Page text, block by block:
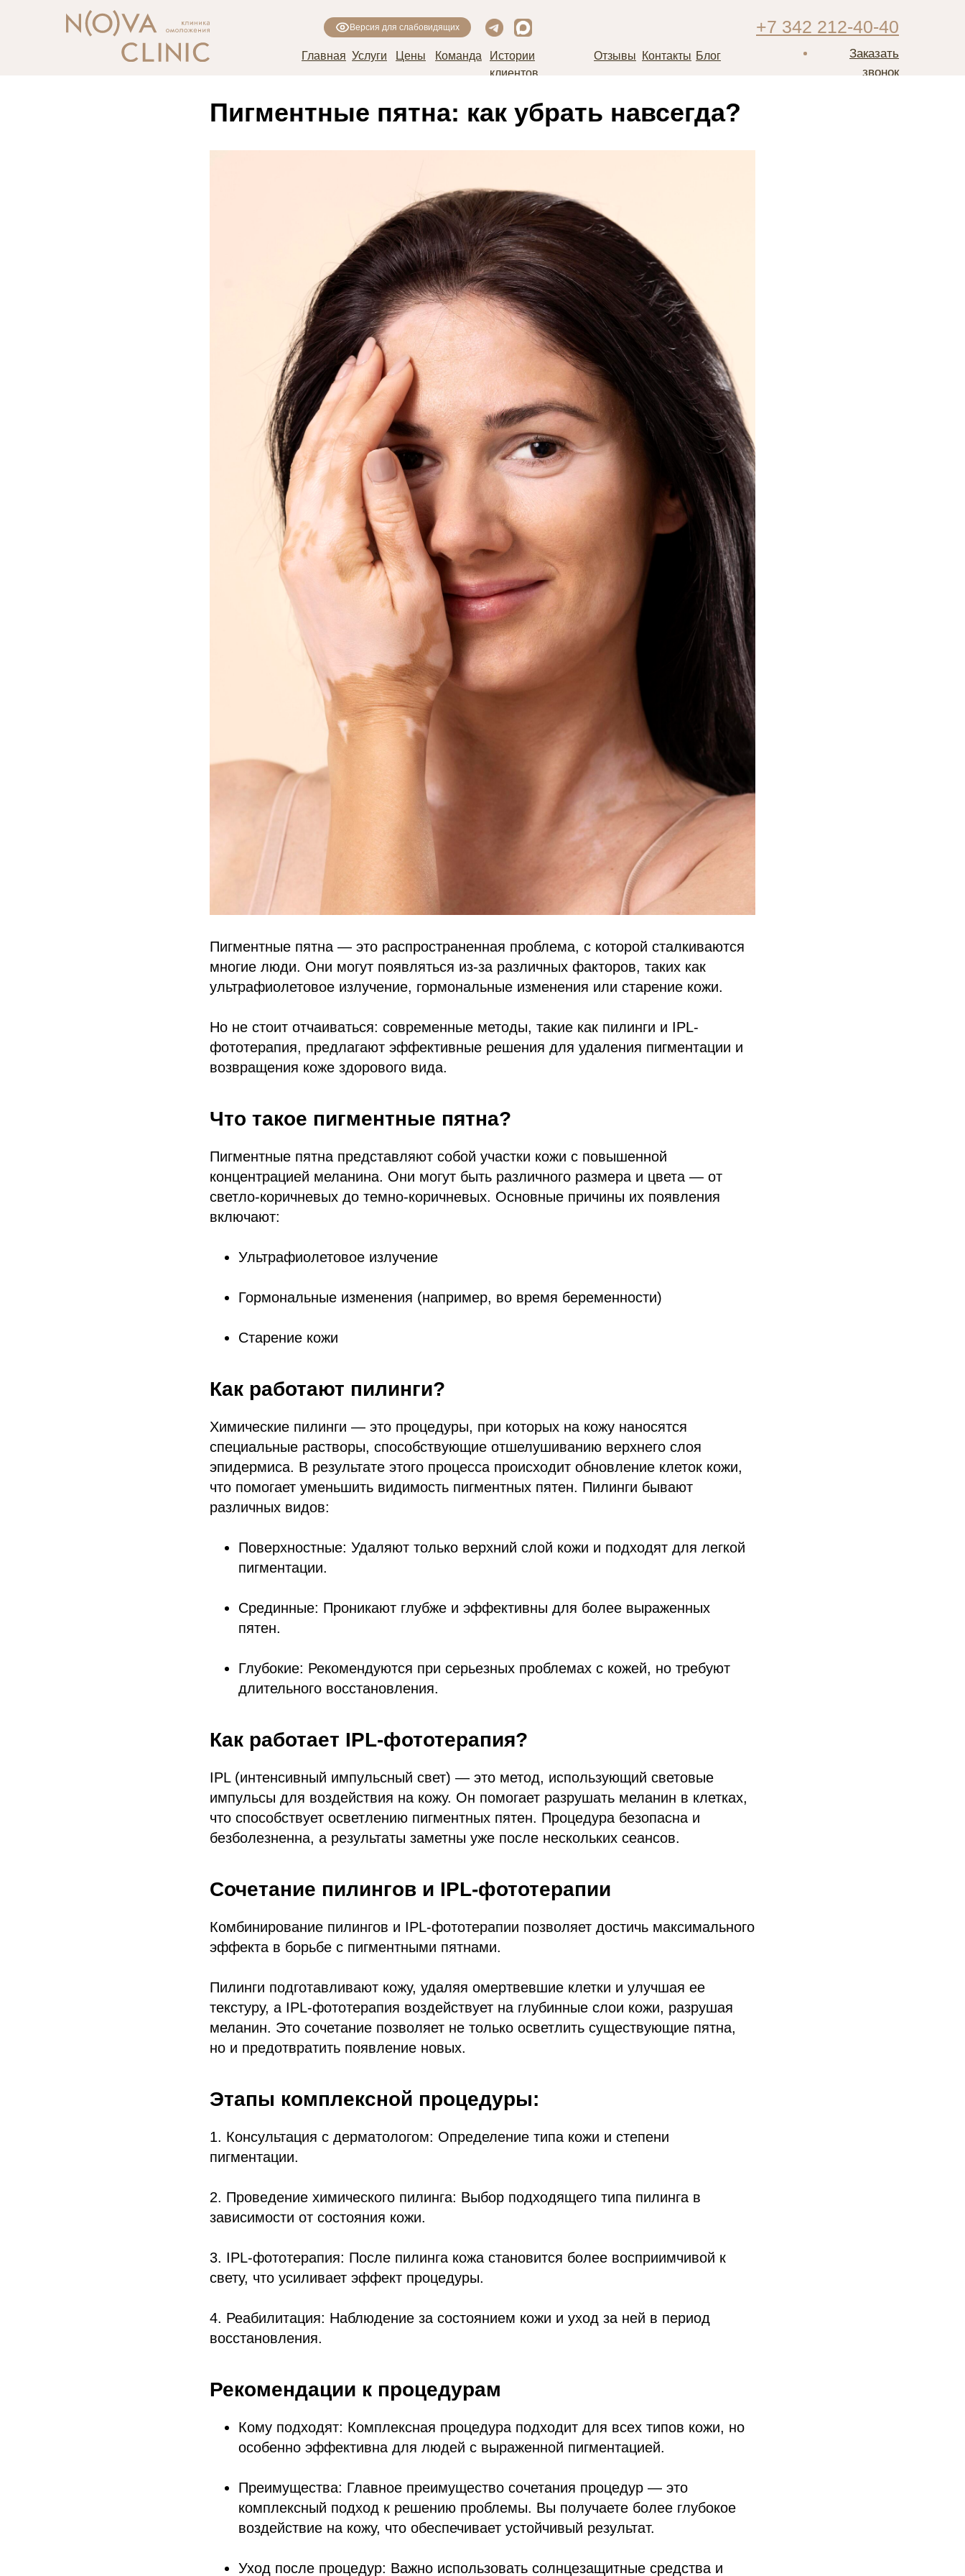
Главная Услуги Цены
Истории
клиентов
Контакты Блог
+7 342 212-40-40
Заказать
звонок
Отзывы
Команда
Версия для слабовидящих
Пигментные пятна: как убрать навсегда?
Пигментные пятна — это распространенная проблема, с которой сталкиваются
многие люди. Они могут появляться из-за различных факторов, таких как
ультрафиолетовое излучение, гормональные изменения или старение кожи.
Но не стоит отчаиваться: современные методы, такие как пилинги и IPL-
фототерапия, предлагают эффективные решения для удаления пигментации и
возвращения коже здорового вида.
Что такое пигментные пятна?
Пигментные пятна представляют собой участки кожи с повышенной
концентрацией меланина. Они могут быть различного размера и цвета — от
светло-коричневых до темно-коричневых. Основные причины их появления
включают:
Ультрафиолетовое излучение
Гормональные изменения (например, во время беременности)
Старение кожи
Как работают пилинги?
Химические пилинги — это процедуры, при которых на кожу наносятся
специальные растворы, способствующие отшелушиванию верхнего слоя
эпидермиса. В результате этого процесса происходит обновление клеток кожи,
что помогает уменьшить видимость пигментных пятен. Пилинги бывают
различных видов:
Поверхностные: Удаляют только верхний слой кожи и подходят для легкой
пигментации.
Срединные: Проникают глубже и эффективны для более выраженных
пятен.
Глубокие: Рекомендуются при серьезных проблемах с кожей, но требуют
длительного восстановления.
Как работает IPL-фототерапия?
IPL (интенсивный импульсный свет) — это метод, использующий световые
импульсы для воздействия на кожу. Он помогает разрушать меланин в клетках,
что способствует осветлению пигментных пятен. Процедура безопасна и
безболезненна, а результаты заметны уже после нескольких сеансов.
Сочетание пилингов и IPL-фототерапии
Комбинирование пилингов и IPL-фототерапии позволяет достичь максимального
эффекта в борьбе с пигментными пятнами.
Пилинги подготавливают кожу, удаляя омертвевшие клетки и улучшая ее
текстуру, а IPL-фототерапия воздействует на глубинные слои кожи, разрушая
меланин. Это сочетание позволяет не только осветлить существующие пятна,
но и предотвратить появление новых.
Этапы комплексной процедуры:
1. Консультация с дерматологом: Определение типа кожи и степени
пигментации.
2. Проведение химического пилинга: Выбор подходящего типа пилинга в
зависимости от состояния кожи.
3. IPL-фототерапия: После пилинга кожа становится более восприимчивой к
свету, что усиливает эффект процедуры.
4. Реабилитация: Наблюдение за состоянием кожи и уход за ней в период
восстановления.
Рекомендации к процедурам
Кому подходят: Комплексная процедура подходит для всех типов кожи, но
особенно эффективна для людей с выраженной пигментацией.
Преимущества: Главное преимущество сочетания процедур — это
комплексный подход к решению проблемы. Вы получаете более глубокое
воздействие на кожу, что обеспечивает устойчивый результат.
Уход после процедур: Важно использовать солнцезащитные средства и